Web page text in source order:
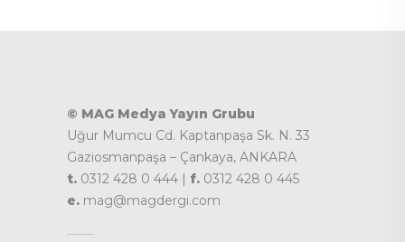
© MAG Medya Yayın Grubu
Uğur Mumcu Cd. Kaptanpaşa Sk. N. 33
Gaziosmanpaşa – Çankaya, ANKARA
t. 0312 428 0 444 | f. 0312 428 0 445
e. mag@magdergi.com